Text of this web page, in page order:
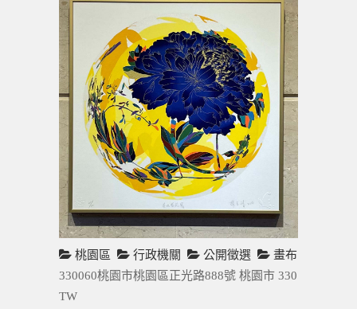
桃園區 行政機關 公開徵選
畫布
330060桃園市桃園區正光路888號 桃園市 330
TW